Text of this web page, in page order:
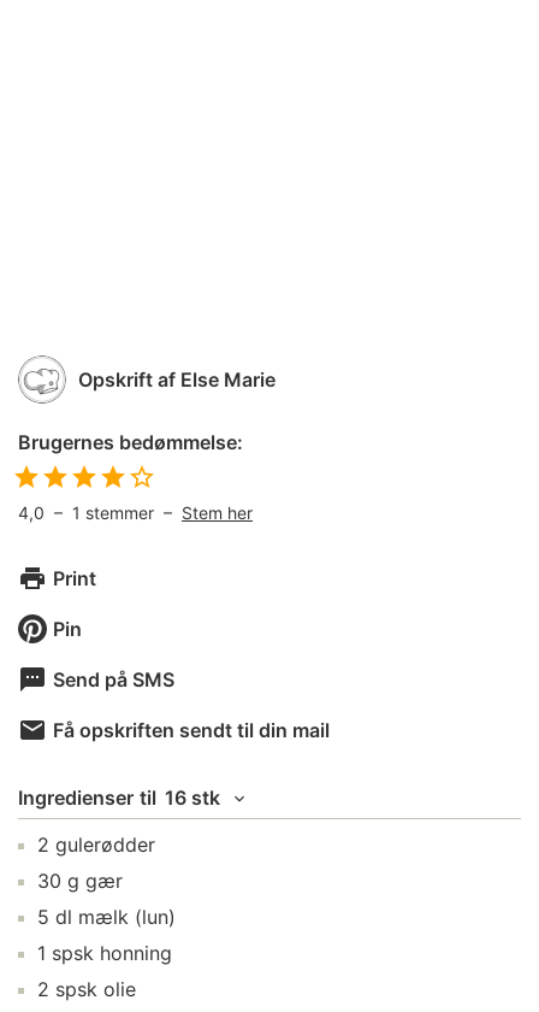
Opskrift af Else Marie
Brugernes bedømmelse:
4,0 – 1 stemmer – Stem her
Print
Pin
Send på SMS
Få opskriften sendt til din mail
Ingredienser til 16 stk
2 gulerødder
30 g gær
5 dl mælk (lun)
1 spsk honning
2 spsk olie